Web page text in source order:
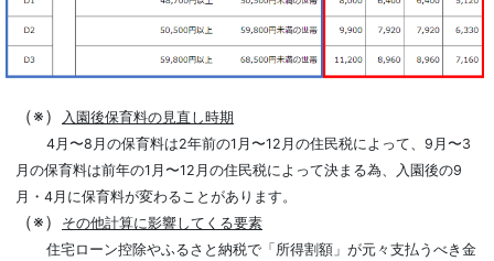
（※）
入園後保育料の見直し時期
4月〜8月の保育料は2年前の1月〜12月の住民税によって、9月〜3
月の保育料は前年の1月〜12月の住民税によって決まる為、入園後の9
月・4月に保育料が変わることがあります。
（※）
その他計算に影響してくる要素
住宅ローン控除やふるさと納税で「所得割額」が元々支払うべき金